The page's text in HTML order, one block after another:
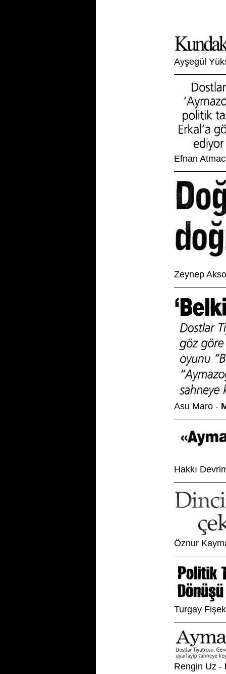
Ayşegül
Efnan
Zeynep
Asu Maro -
Hakkı
Öznur
Turgay
Rengin Uz -